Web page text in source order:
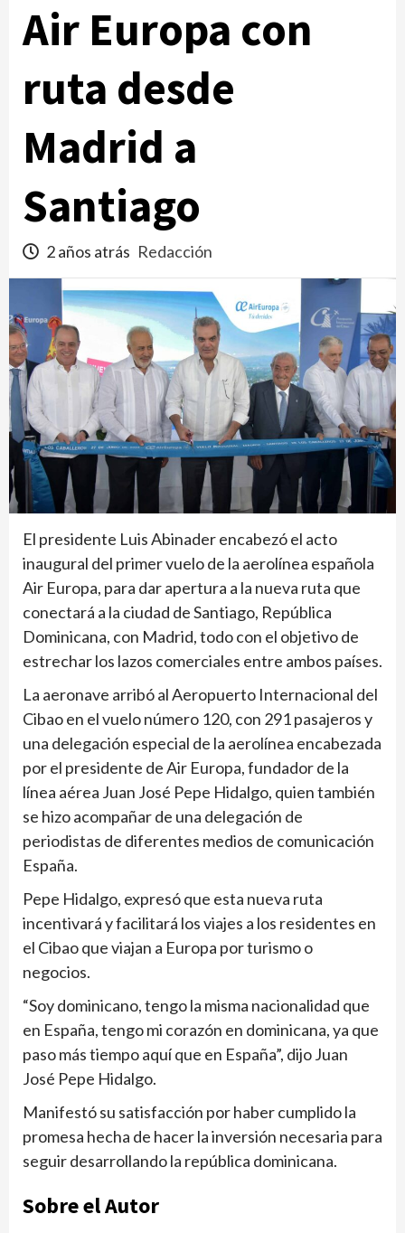
Air Europa con
ruta desde
Madrid a
Santiago
2 años atrás Redacción
El presidente Luis Abinader encabezó el acto
inaugural del primer vuelo de la aerolínea española
Air Europa, para dar apertura a la nueva ruta que
conectará a la ciudad de Santiago, República
Dominicana, con Madrid, todo con el objetivo de
estrechar los lazos comerciales entre ambos países.
La aeronave arribó al Aeropuerto Internacional del
Cibao en el vuelo número 120, con 291 pasajeros y
una delegación especial de la aerolínea encabezada
por el presidente de Air Europa, fundador de la
línea aérea Juan José Pepe Hidalgo, quien también
se hizo acompañar de una delegación de
periodistas de diferentes medios de comunicación
España.
Pepe Hidalgo, expresó que esta nueva ruta
incentivará y facilitará los viajes a los residentes en
el Cibao que viajan a Europa por turismo o
negocios.
“Soy dominicano, tengo la misma nacionalidad que
en España, tengo mi corazón en dominicana, ya que
paso más tiempo aquí que en España”, dijo Juan
José Pepe Hidalgo.
Manifestó su satisfacción por haber cumplido la
promesa hecha de hacer la inversión necesaria para
seguir desarrollando la república dominicana.
Sobre el Autor